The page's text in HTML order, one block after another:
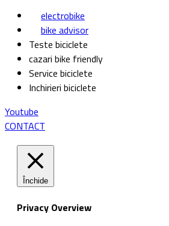
electrobike
bike advisor
Teste biciclete
cazari bike friendly
Service biciclete
Inchirieri biciclete
Youtube
CONTACT
Închide
Privacy Overview